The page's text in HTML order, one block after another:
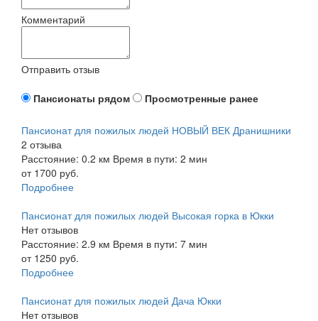
Комментарий
Отправить отзыв
Пансионаты рядом Просмотренные ранее
Пансионат для пожилых людей НОВЫЙ ВЕК Дранишники
2 отзыва
Расстояние: 0.2 км Время в пути: 2 мин
от 1700 руб.
Подробнее
Пансионат для пожилых людей Высокая горка в Юкки
Нет отзывов
Расстояние: 2.9 км Время в пути: 7 мин
от 1250 руб.
Подробнее
Пансионат для пожилых людей Дача Юкки
Нет отзывов